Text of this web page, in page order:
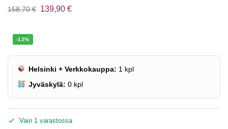
158,70€ 139,90 €
-12%
Helsinki + Verkkokauppa: 1 kpl
Jyväskylä: 0 kpl
Vain 1 varastossa